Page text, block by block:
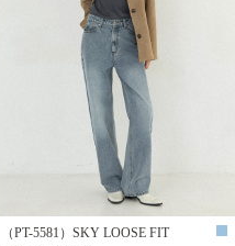
（PT-5581）SKY LOOSE FIT